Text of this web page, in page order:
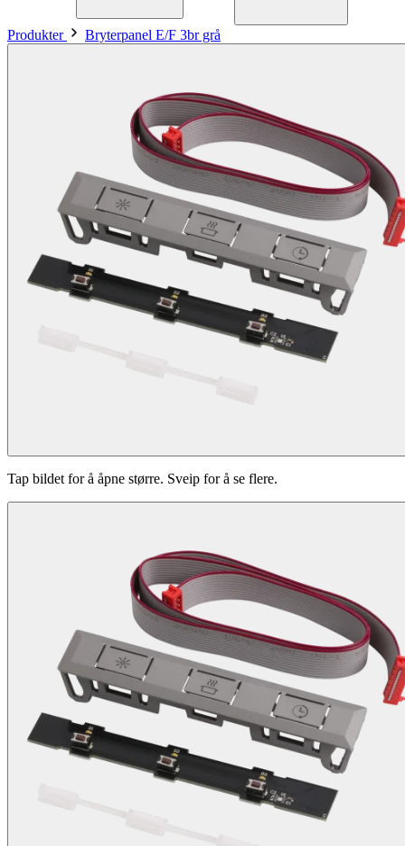
Produkter Bryterpanel E/F 3br grå
Tap bildet for å åpne større. Sveip for å se flere.